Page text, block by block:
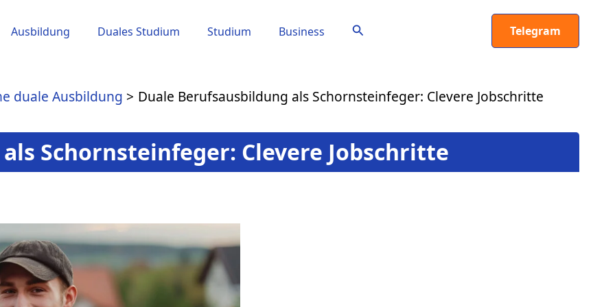
Ausbildung Duales Studium Studium Business Suchen Telegram
duale Ausbildung Duale Berufsausbildung als Schornsteinfeger: Clevere Jobschritte
Schornsteinfeger: Clevere Jobschritte